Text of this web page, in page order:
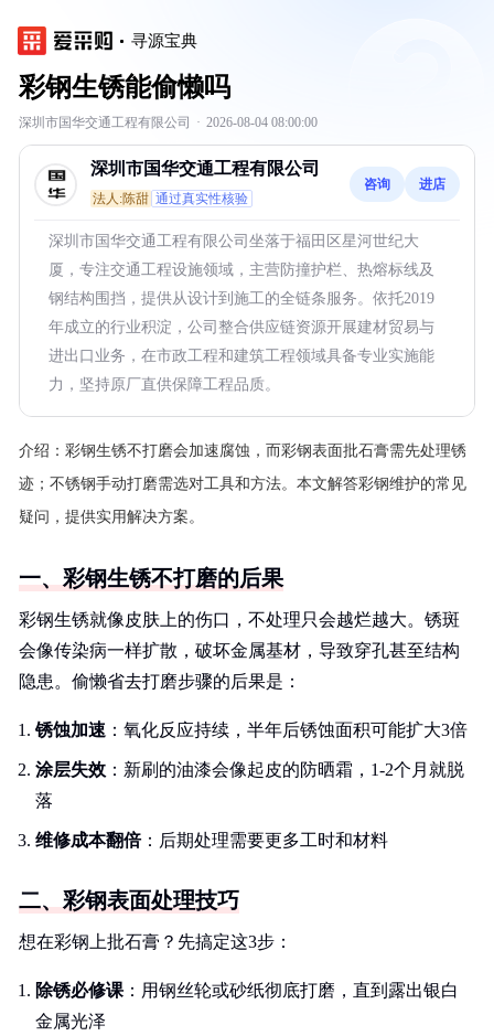
寻源宝典
彩钢生锈能偷懒吗
深圳市国华交通工程有限公司 · 2026-08-04 08:00:00
深圳市国华交通工程有限公司
法人:陈甜 通过真实性核验
咨询 进店
深圳市国华交通工程有限公司坐落于福田区星河世纪大
厦，专注交通工程设施领域，主营防撞护栏、热熔标线及
钢结构围挡，提供从设计到施工的全链条服务。依托2019
年成立的行业积淀，公司整合供应链资源开展建材贸易与
进出口业务，在市政工程和建筑工程领域具备专业实施能
力，坚持原厂直供保障工程品质。
介绍： 彩钢生锈不打磨会加速腐蚀，而彩钢表面批石膏需先处理锈
迹；不锈钢手动打磨需选对工具和方法。本文解答彩钢维护的常见
疑问，提供实用解决方案。
一、彩钢生锈不打磨的后果
彩钢生锈就像皮肤上的伤口，不处理只会越烂越大。锈斑
会像传染病一样扩散，破坏金属基材，导致穿孔甚至结构
隐患。偷懒省去打磨步骤的后果是：
锈蚀加速 ：氧化反应持续，半年后锈蚀面积可能扩大3倍
涂层失效 ：新刷的油漆会像起皮的防晒霜，1-2个月就脱
落
维修成本翻倍：后期处理需要更多工时和材料
二、彩钢表面处理技巧
想在彩钢上批石膏？先搞定这3步：
除锈必修课 ：用钢丝轮或砂纸彻底打磨，直到露出银白
金属光泽